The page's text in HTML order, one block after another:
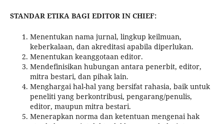
STANDAR ETIKA BAGI EDITOR IN CHIEF:
Menentukan nama jurnal, lingkup keilmuan,
keberkalaan, dan akreditasi apabila diperlukan.
Menentukan keanggotaan editor.
Mendefinisikan hubungan antara penerbit, editor,
mitra bestari, dan pihak lain.
Menghargai hal-hal yang bersifat rahasia, baik untuk
peneliti yang berkontribusi, pengarang/penulis,
editor, maupun mitra bestari.
Menerapkan norma dan ketentuan mengenai hak